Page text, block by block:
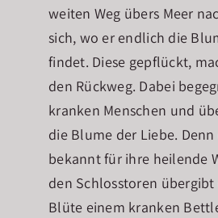
weiten Weg übers Meer
sich, wo er endlich die
findet. Diese gepflückt,
den Rückweg. Dabei
kranken Menschen und
die Blume der Liebe. Denn
bekannt für ihre heilende
den Schlosstoren
Blüte einem kranken